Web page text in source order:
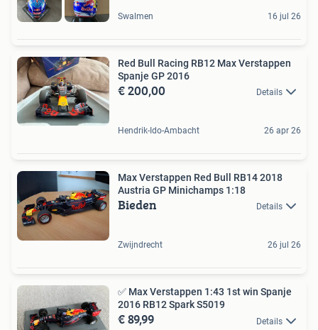
Swalmen 16 jul 26
Red Bull Racing RB12 Max Verstappen
Spanje GP 2016
€ 200,00 Details
Hendrik-Ido-Ambacht 26 apr 26
Max Verstappen Red Bull RB14 2018
Austria GP Minichamps 1:18
Bieden Details
Zwijndrecht 26 jul 26
✅ Max Verstappen 1:43 1st win Spanje
2016 RB12 Spark S5019
€ 89,99 Details